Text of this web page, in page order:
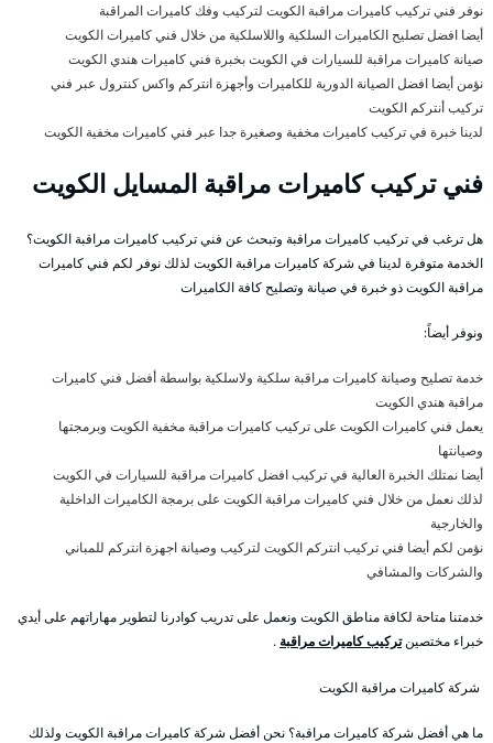
نوفر فني تركيب كاميرات مراقبة الكويت لتركيب وفك كاميرات المراقبة
أيضا افضل تصليح الكاميرات السلكية واللاسلكية من خلال فني كاميرات الكويت
صيانة كاميرات مراقبة للسيارات في الكويت بخبرة فني كاميرات هندي الكويت
نؤمن أيضا افضل الصيانة الدورية للكاميرات وأجهزة انتركم واكس كنترول عبر فني
تركيب أنتركم الكويت
لدينا خبرة في تركيب كاميرات مخفية وصغيرة جدا عبر فني كاميرات مخفية الكويت
فني تركيب كاميرات مراقبة المسايل الكويت
هل ترغب في تركيب كاميرات مراقبة وتبحث عن فني تركيب كاميرات مراقبة الكويت؟
الخدمة متوفرة لدينا في شركة كاميرات مراقبة الكويت لذلك نوفر لكم فني كاميرات
مراقبة الكويت ذو خبرة في صيانة وتصليح كافة الكاميرات
ونوفر أيضاً:
خدمة تصليح وصيانة كاميرات مراقبة سلكية ولاسلكية بواسطة أفضل فني كاميرات
مراقبة هندي الكويت
يعمل فني كاميرات الكويت على تركيب كاميرات مراقبة مخفية الكويت وبرمجتها
وصيانتها
أيضا نمتلك الخبرة العالية في تركيب افضل كاميرات مراقبة للسيارات في الكويت
لذلك نعمل من خلال فني كاميرات مراقبة الكويت على برمجة الكاميرات الداخلية
والخارجية
نؤمن لكم أيضا فني تركيب انتركم الكويت لتركيب وصيانة اجهزة انتركم للمباني
والشركات والمشافي
خدمتنا متاحة لكافة مناطق الكويت ونعمل على تدريب كوادرنا لتطوير مهاراتهم على أيدي
خبراء مختصينتركيب كاميرات مراقبة .
شركة كاميرات مراقبة الكويت
ما هي أفضل شركة كاميرات مراقبة؟ نحن أفضل شركة كاميرات مراقبة الكويت ولذلك